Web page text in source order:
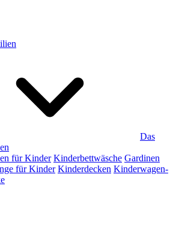
Das
für Kinder Kinderbettwäsche Gardinen
für Kinder Kinderdecken Kinderwagen-